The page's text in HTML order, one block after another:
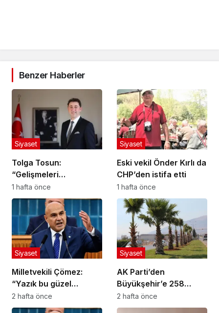
Benzer Haberler
Tolga Tosun:
“Gelişmeleri
değerlendiriyorum”
Siyaset
1 hafta önce
Eski vekil Önder Kırlı da
CHP’den istifa etti
Siyaset
1 hafta önce
Milletvekili Çömez:
“Yazık bu güzel
yavrulara!”
Siyaset
2 hafta önce
AK Parti’den
Büyükşehir’e 258
Milyon Liralık Peyzaj
Harcaması Soruları
Siyaset
2 hafta önce